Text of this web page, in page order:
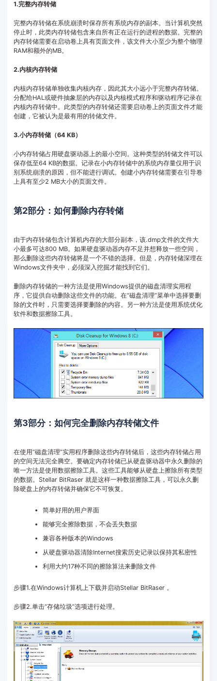
1.完整内存转储
完整内存转储在系统崩溃时保存所有系统内存的副本。当计算机突然
停止时，此类内存转储包含来自所有正在运行的进程的数据。完整的
内存转储需要在启动卷上具有页面文件，该文件大小至少为整个物理
RAM和额外的MB。
2.内核内存转储
内核内存转储单独收集内核内存，因此其大小远小于完整内存转储。
分配给HAL或硬件抽象层的内存以及内核模式程序和驱动程序记录在
内核内存转储中。此类型的内存转储还需要启动卷上的页面文件才能
创建，它被认为是最有用的转储文件。
3.小内存转储（64 KB）
小内存转储占用硬盘驱动器上的最小空间。这种类型的转储文件可以
保存低至64 KB的数据。记录在小内存转储中的系统内存量仅用于识
别系统崩溃的原因，但不能进行调试。创建小内存转储需要在引导卷
上具有至少2 MB大小的页面文件。
第2部分：如何删除内存转储
由于内存转储包含计算机内存的大部分副本，该.dmp文件的文件大
小最多可达800 MB。如果硬盘驱动器内存不足并想释放一些空间，
那么删除这些内存转储将是一个不错的选择。但是，内存转储深埋在
Windows文件夹中，必须深入挖掘才能找到它们。
删除内存转储的一种方法是使用Windows提供的磁盘清理实用程
序，它提供自动删除这些文件的功能。在“磁盘清理”菜单中选择要删
除的文件时，只需要选择要删除的内容。另一种方法是使用系统优化
软件和数据擦除工具。
第3部分：如何完全删除内存转储文件
在使用“磁盘清理”实用程序删除这些内存转储后，这些内存转储占用
的空间无法完全腾空。要确定内存转储已从硬盘驱动器中永久删除的
唯一方法是使用数据擦除工具。这些工具能够从硬盘上擦除所有类型
的数据。Stellar BitRaser 就是这样一种数据擦除工具，可以永久删
除硬盘上的内存转储并确保它不可恢复。
简单好用的用户界面
能够完全擦除数据，不会丢失数据
兼容各种版本的Windows
从硬盘驱动器清除Internet搜索历史记录以保持其私密性
利用大约17种不同的擦除算法来删除文件
步骤1.在Windows计算机上下载并启动Stellar BitRaser 。
步骤2.单击“存储垃圾”选项进行处理。